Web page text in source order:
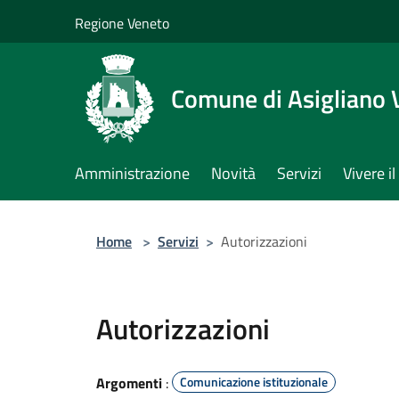
Regione Veneto
Comune di Asigliano
Amministrazione Novità Servizi Vivere
Home > Servizi > Autorizzazioni
Autorizzazioni
Argomenti : Comunicazione istituzionale